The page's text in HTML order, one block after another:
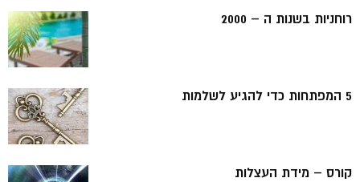
רוחניות בשנות ה – 2000
5 המפתחות כדי להגיע לשלמות
קורס – מידת העצלות